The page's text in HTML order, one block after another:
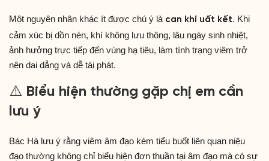
Một nguyên nhân khác ít được chú ý là can khí uất kết. Khi
cảm xúc bị dồn nén, khí không lưu thông, lâu ngày sinh nhiệt,
ảnh hưởng trực tiếp đến vùng hạ tiêu, làm tình trạng viêm trở
nên dai dẳng và dễ tái phát.
⚠️ Biểu hiện thường gặp chị em cần
lưu ý
Bác Hà lưu ý rằng viêm âm đạo kèm tiểu buốt liên quan niệu
đạo thường không chỉ biểu hiện đơn thuần tại âm đạo mà có sự